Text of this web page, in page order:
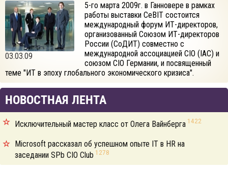
03.03.09
5-го марта 2009г. в Ганновере в рамках
работы выставки CeBIT состоится
международный форум ИТ-директоров,
организованный Союзом ИТ-директоров
России (СоДИТ) совместно с
международной ассоциацией CIO (IAC) и
союзом CIO Германии, и посвященный
теме "ИТ в эпоху глобального экономического кризиса".
НОВОСТНАЯ ЛЕНТА
Исключительный мастер класс от Олега Вайнберга 1422
Microsoft рассказал об успешном опыте IT в HR на
заседании SPb CIO Club 1278